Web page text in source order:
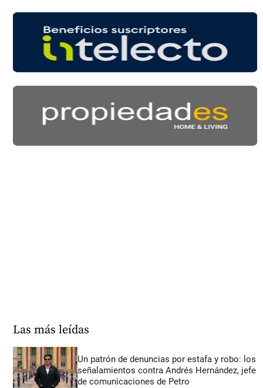
Las más leídas
Un patrón de denuncias por estafa y robo: los
señalamientos contra Andrés Hernández, jefe
de comunicaciones de Petro